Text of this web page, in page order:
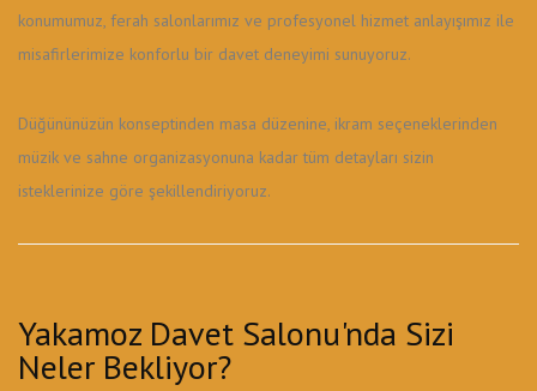
konumumuz, ferah salonlarımız ve profesyonel hizmet anlayışımız ile
misafirlerimize konforlu bir davet deneyimi sunuyoruz.
Düğününüzün konseptinden masa düzenine, ikram seçeneklerinden
müzik ve sahne organizasyonuna kadar tüm detayları sizin
isteklerinize göre şekillendiriyoruz.
Yakamoz Davet Salonu'nda Sizi
Neler Bekliyor?